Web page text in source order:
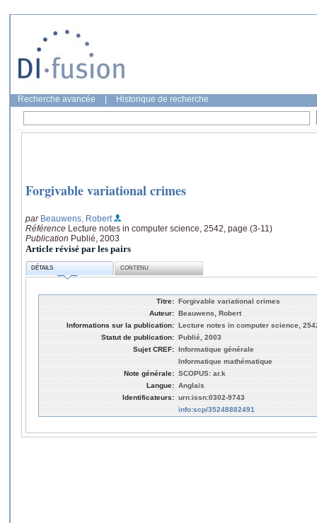
Recherche avancée Historique de recherche
Forgivable variational crimes
par Beauwens, Robert
Référence Lecture notes in computer science, 2542, page (3-11)
Publication Publié, 2003
Article révisé par les pairs
DÉTAILS CONTENU
Titre: Forgivable variational crimes
Auteur: Beauwens, Robert
Informations sur la publication: Lecture notes in computer science,
Statut de publication: Publié, 2003
Sujet CREF: Informatique générale
Informatique mathématique
Note générale: SCOPUS: ar.k
Langue: Anglais
Identificateurs: urn:issn:0302-9743
info:scp/35248882491